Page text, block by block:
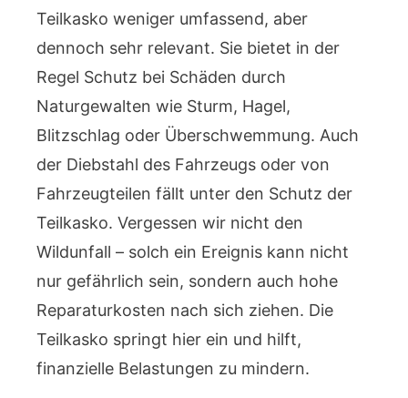
Teilkasko weniger umfassend, aber
dennoch sehr relevant. Sie bietet in der
Regel Schutz bei Schäden durch
Naturgewalten wie Sturm, Hagel,
Blitzschlag oder Überschwemmung. Auch
der Diebstahl des Fahrzeugs oder von
Fahrzeugteilen fällt unter den Schutz der
Teilkasko. Vergessen wir nicht den
Wildunfall – solch ein Ereignis kann nicht
nur gefährlich sein, sondern auch hohe
Reparaturkosten nach sich ziehen. Die
Teilkasko springt hier ein und hilft,
finanzielle Belastungen zu mindern.